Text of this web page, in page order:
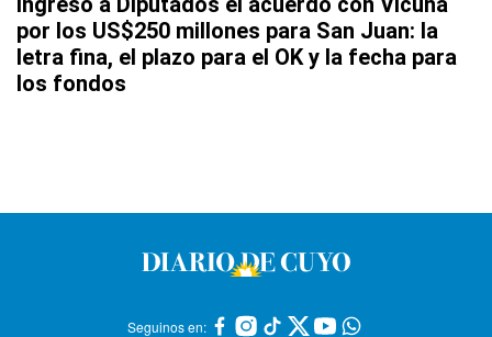
por los US$250 millones para San Juan: la
letra fina, el plazo para el OK y la fecha para
los fondos
Seguinos en: